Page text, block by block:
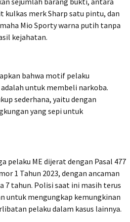
kulkas merk Sharp satu pintu, dan
Mio Sporty warna putih tanpa
kejahatan.
bahwa motif pelaku
untuk membeli narkoba.
sederhana, yaitu dengan
yang sepi untuk
pelaku ME dijerat dengan Pasal 477
1 Tahun 2023, dengan ancaman
7 tahun. Polisi saat ini masih terus
untuk mengungkap kemungkinan
pelaku dalam kasus lainnya.